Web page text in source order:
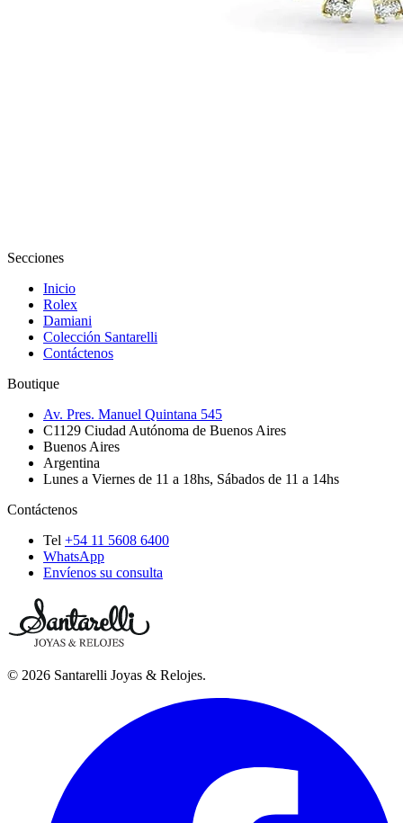
Secciones
Inicio
Rolex
Damiani
Colección Santarelli
Contáctenos
Boutique
Av. Pres. Manuel Quintana 545
C1129 Ciudad Autónoma de Buenos Aires
Buenos Aires
Argentina
Lunes a Viernes de 11 a 18hs, Sábados de 11 a 14hs
Contáctenos
Tel +54 11 5608 6400
WhatsApp
Envíenos su consulta
© 2026 Santarelli Joyas & Relojes.